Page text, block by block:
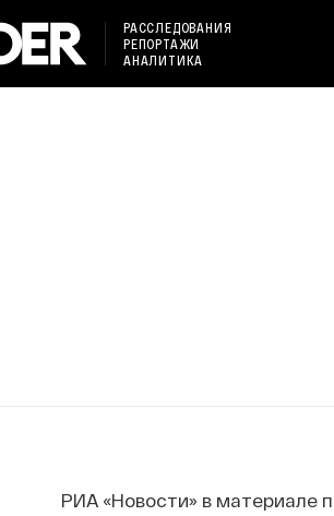
РАССЛЕДОВАНИЯ
РЕПОРТАЖИ
АНАЛИТИКА
РИА «Новости» в материале